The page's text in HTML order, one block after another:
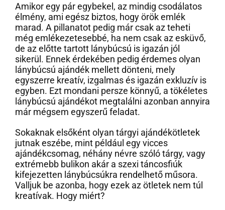
Amikor egy pár egybekel, az mindig csodálatos
élmény, ami egész biztos, hogy örök emlék
marad. A pillanatot pedig már csak az teheti
még emlékezetesebbé, ha nem csak az esküvő,
de az előtte tartott lánybúcsú is igazán jól
sikerül. Ennek érdekében pedig érdemes olyan
lánybúcsú ajándék mellett dönteni, mely
egyszerre kreatív, izgalmas és igazán exkluzív is
egyben. Ezt mondani persze könnyű, a tökéletes
lánybúcsú ajándékot megtalálni azonban annyira
már mégsem egyszerű feladat.
Sokaknak elsőként olyan tárgyi ajándékötletek
jutnak eszébe, mint például egy vicces
ajándékcsomag, néhány névre szóló tárgy, vagy
extrémebb bulikon akár a szexi táncosfiúk
kifejezetten lánybúcsúkra rendelhető műsora.
Valljuk be azonba, hogy ezek az ötletek nem túl
kreatívak. Hogy miért?